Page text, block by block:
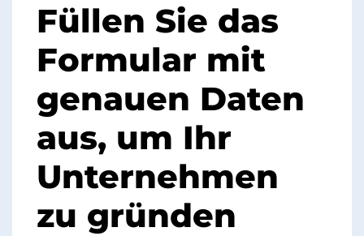
Füllen Sie das
Formular mit
genauen Daten
aus, um Ihr
Unternehmen
zu gründen